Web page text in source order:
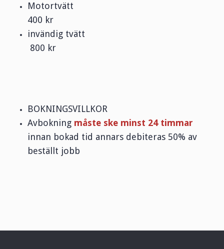
Motortvätt
400 kr
invändig tvätt
800 kr
BOKNINGSVILLKOR
Avbokning måste ske minst 24 timmar
innan bokad tid annars debiteras 50% av
beställt jobb